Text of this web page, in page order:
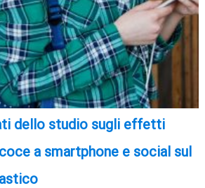
dello studio sugli effetti
a smartphone e social sul